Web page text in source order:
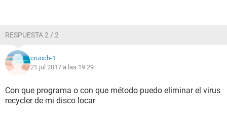
RESPUESTA 2 / 2
cruoch-1
21 jul 2017 a las 19:29
Con que programa o con que método puedo eliminar el virus
recycler de mi disco locar